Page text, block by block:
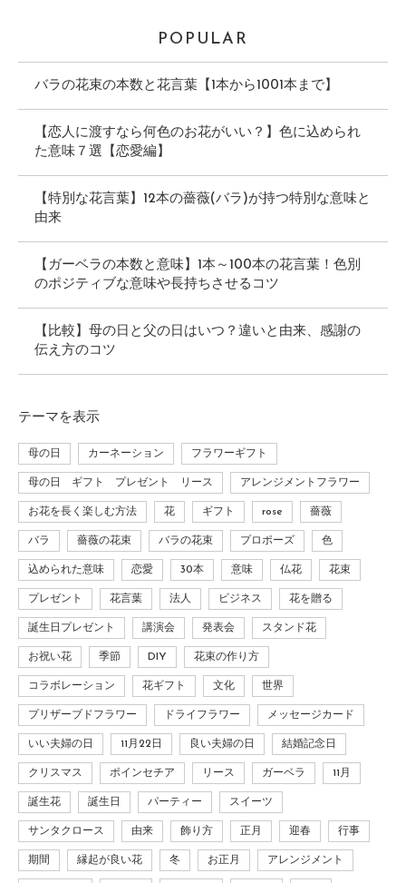
POPULAR
バラの花束の本数と花言葉【1本から1001本まで】
【恋人に渡すなら何色のお花がいい？】色に込められ
た意味７選【恋愛編】
【特別な花言葉】12本の薔薇(バラ)が持つ特別な意味と
由来
【ガーベラの本数と意味】1本～100本の花言葉！色別
のポジティブな意味や長持ちさせるコツ
【比較】母の日と父の日はいつ？違いと由来、感謝の
伝え方のコツ
テーマ を表示
母の日 カーネーション フラワーギフト
母の日 ギフト プレゼント リース アレンジメントフラワー
お花を長く楽しむ方法 花 ギフト rose 薔薇
バラ 薔薇の花束 バラの花束 プロポーズ 色
込められた意味 恋愛 30本 意味 仏花 花束
プレゼント 花言葉 法人 ビジネス 花を贈る
誕生日プレゼント 講演会 発表会 スタンド花
お祝い花 季節 DIY 花束の作り方
コラボレーション 花ギフト 文化 世界
プリザーブドフラワー ドライフラワー メッセージカード
いい夫婦の日 11月22日 良い夫婦の日 結婚記念日
クリスマス ポインセチア リース ガーベラ 11月
誕生花 誕生日 パーティー スイーツ
サンタクロース 由来 飾り方 正月 迎春 行事
期間 縁起が良い花 冬 お正月 アレンジメント